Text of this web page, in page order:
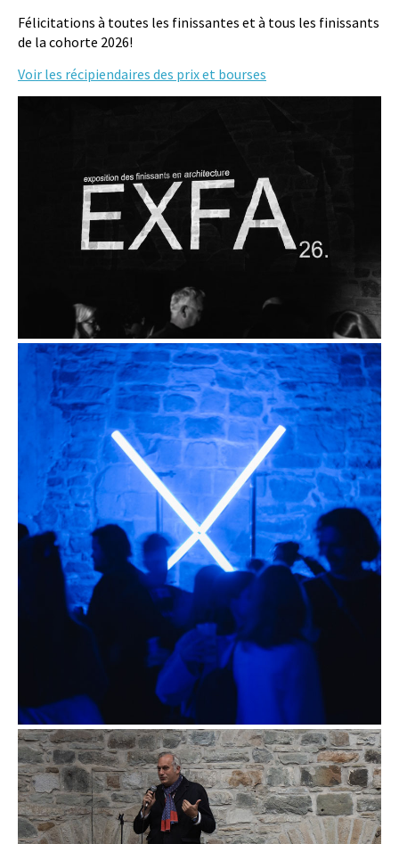
Félicitations à toutes les finissantes et à tous les finissants
de la cohorte 2026!
Voir les récipiendaires des prix et bourses